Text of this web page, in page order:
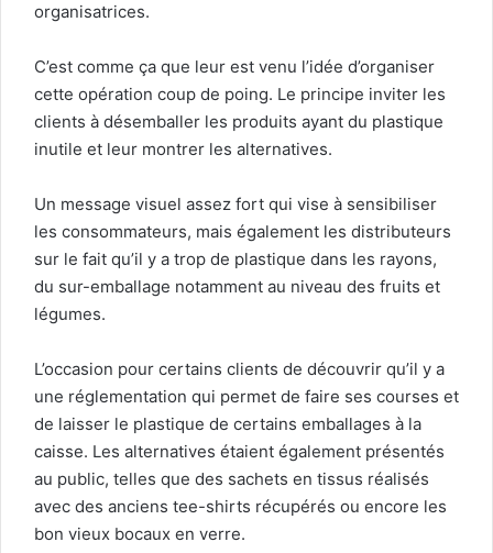
organisatrices.
C’est comme ça que leur est venu l’idée d’organiser
cette opération coup de poing. Le principe inviter les
clients à désemballer les produits ayant du plastique
inutile et leur montrer les alternatives.
Un message visuel assez fort qui vise à sensibiliser
les consommateurs, mais également les distributeurs
sur le fait qu’il y a trop de plastique dans les rayons,
du sur-emballage notamment au niveau des fruits et
légumes.
L’occasion pour certains clients de découvrir qu’il y a
une réglementation qui permet de faire ses courses et
de laisser le plastique de certains emballages à la
caisse. Les alternatives étaient également présentés
au public, telles que des sachets en tissus réalisés
avec des anciens tee-shirts récupérés ou encore les
bon vieux bocaux en verre.